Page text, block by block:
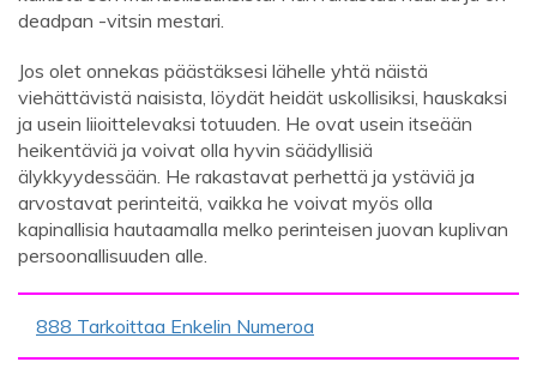
deadpan -vitsin mestari.
Jos olet onnekas päästäksesi lähelle yhtä näistä
viehättävistä naisista, löydät heidät uskollisiksi, hauskaksi
ja usein liioittelevaksi totuuden. He ovat usein itseään
heikentäviä ja voivat olla hyvin säädyllisiä
älykkyydessään. He rakastavat perhettä ja ystäviä ja
arvostavat perinteitä, vaikka he voivat myös olla
kapinallisia hautaamalla melko perinteisen juovan kuplivan
persoonallisuuden alle.
888 Tarkoittaa Enkelin Numeroa